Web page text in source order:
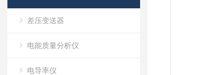
差压变送器
电能质量分析仪
电导率仪